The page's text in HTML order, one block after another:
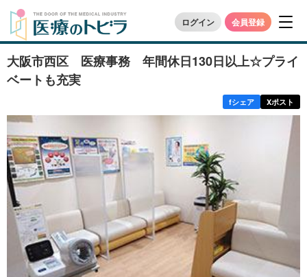
ログイン 会員登録
大阪市西区 医療事務 年間休日130日以上☆プライ
ベートも充実
fシェア Xポスト